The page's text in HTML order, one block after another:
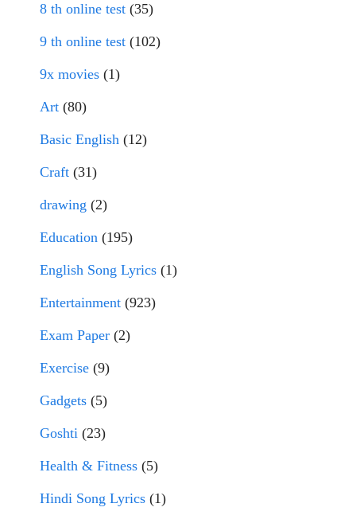
8 th online test (35)
9 th online test (102)
9x movies (1)
Art (80)
Basic English (12)
Craft (31)
drawing (2)
Education (195)
English Song Lyrics (1)
Entertainment (923)
Exam Paper (2)
Exercise (9)
Gadgets (5)
Goshti (23)
Health & Fitness (5)
Hindi Song Lyrics (1)